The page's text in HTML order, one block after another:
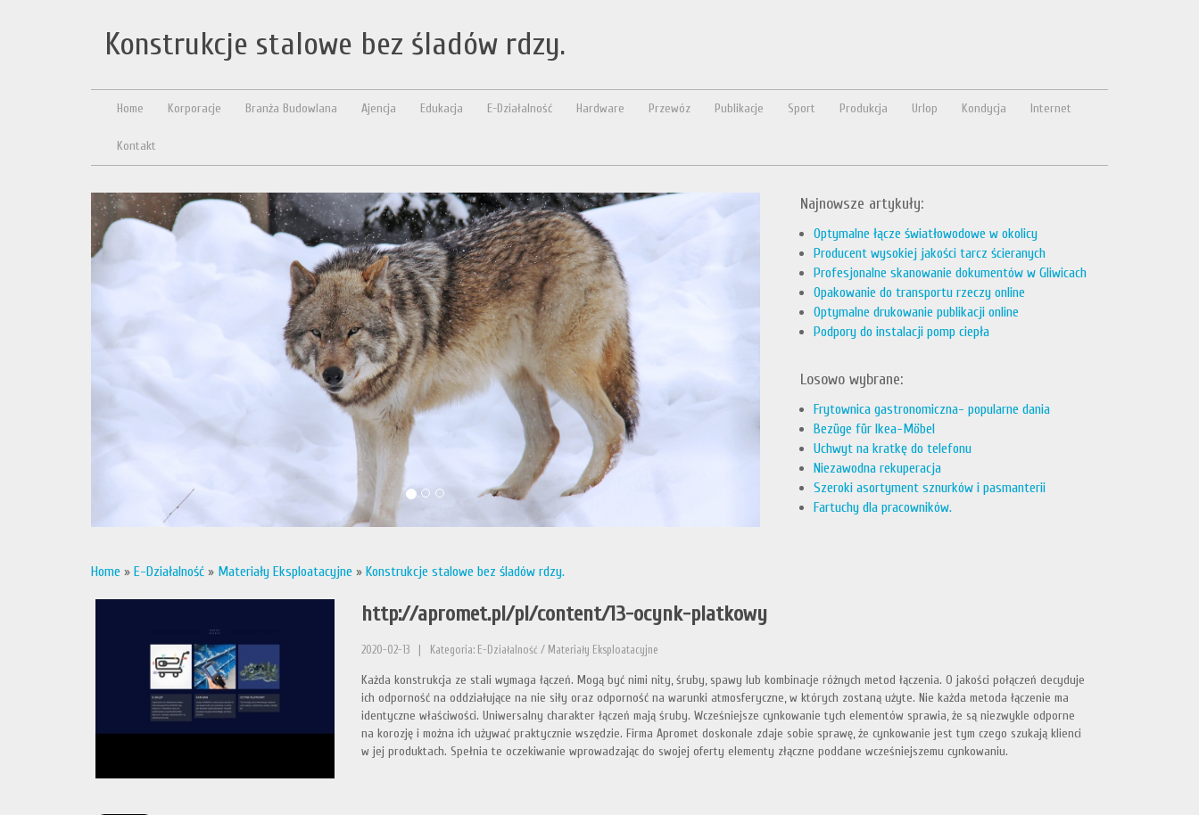
Konstrukcje stalowe bez śladów rdzy.
Home Korporacje Branża Budowlana Ajencja Edukacja E-Działalność Hardware Przewóz Publikacje Sport Produkcja Urlop Kondycja Internet
Kontakt
Najnowsze artykuły:
Optymalne łącze światłowodowe w okolicy
Producent wysokiej jakości tarcz ścieranych
Profesjonalne skanowanie dokumentów w Gliwicach
Opakowanie do transportu rzeczy online
Optymalne drukowanie publikacji online
Podpory do instalacji pomp ciepła
Losowo wybrane:
Frytownica gastronomiczna- popularne dania
Bezüge für Ikea-Möbel
Uchwyt na kratkę do telefonu
Niezawodna rekuperacja
Szeroki asortyment sznurków i pasmanterii
Fartuchy dla pracowników.
Home » E-Działalność » Materiały Eksploatacyjne » Konstrukcje stalowe bez śladów rdzy.
http://apromet.pl/pl/content/13-ocynk-platkowy
2020-02-13 Kategoria: E-Działalność / Materiały Eksploatacyjne
Każda konstrukcja ze stali wymaga łączeń. Mogą być nimi nity, śruby, spawy lub kombinacje różnych metod łączenia. O jakości połączeń decyduje
ich odporność na oddziałujące na nie siły oraz odporność na warunki atmosferyczne, w których zostaną użyte. Nie każda metoda łączenie ma
identyczne właściwości. Uniwersalny charakter łączeń mają śruby. Wcześniejsze cynkowanie tych elementów sprawia, że są niezwykle odporne
na korozję i można ich używać praktycznie wszędzie. Firma Apromet doskonale zdaje sobie sprawę, że cynkowanie jest tym czego szukają klienci
w jej produktach. Spełnia te oczekiwanie wprowadzając do swojej oferty elementy złączne poddane wcześniejszemu cynkowaniu.